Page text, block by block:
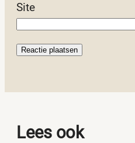
Site
Lees ook